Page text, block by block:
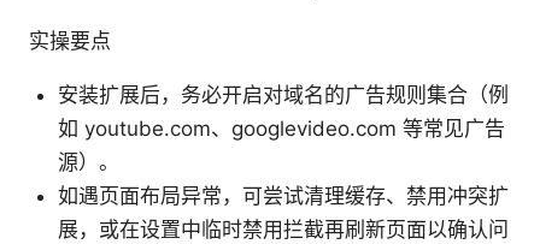
实操要点
安装扩展后，务必开启对域名的广告规则集合（例
如 youtube.com、googlevideo.com 等常见广告
源）。
如遇页面布局异常，可尝试清理缓存、禁用冲突扩
展，或在设置中临时禁用拦截再刷新页面以确认问